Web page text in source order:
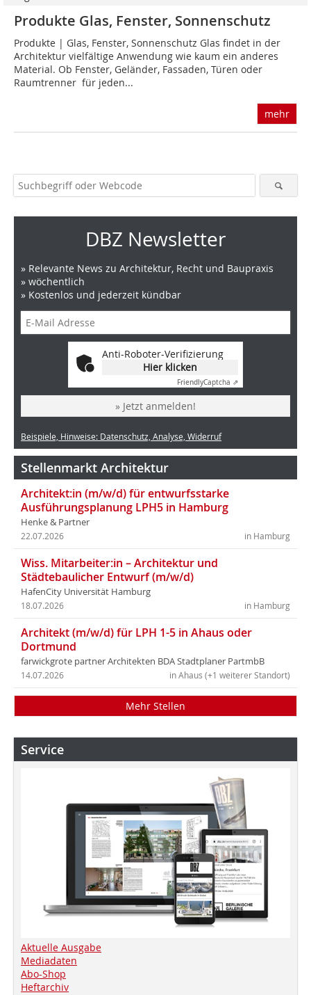
Produkte Glas, Fenster, Sonnenschutz
Produkte | Glas, Fenster, Sonnenschutz Glas findet in der
Architektur vielfältige Anwendung wie kaum ein anderes
Material. Ob Fenster, Geländer, Fassaden, Türen oder
Raumtrenner  für jeden...
mehr
DBZ Newsletter
» Relevante News zu Architektur, Recht und Baupraxis
» wöchentlich
» Kostenlos und jederzeit kündbar
Anti-Roboter-Verifizierung
Hier klicken
FriendlyCaptcha ⇗
» Jetzt anmelden!
Beispiele, Hinweise: Datenschutz, Analyse, Widerruf
Stellenmarkt Architektur
Architekt:in (m/w/d) für entwurfsstarke
Ausführungsplanung LPH5 in Hamburg
Henke & Partner
in Hamburg
22.07.2026
Wiss. Mitarbeiter:in – Architektur und
Städtebaulicher Entwurf (m/w/d)
HafenCity Universität Hamburg
in Hamburg
18.07.2026
Architekt (m/w/d) für LPH 1-5 in Ahaus oder
Dortmund
farwickgrote partner Architekten BDA Stadtplaner PartmbB
in Ahaus (+1 weiterer Standort)
14.07.2026
Mehr Stellen
Service
Aktuelle Ausgabe
Mediadaten
Abo-Shop
Heftarchiv